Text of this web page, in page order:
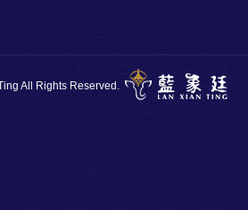
All Rights Reserved.